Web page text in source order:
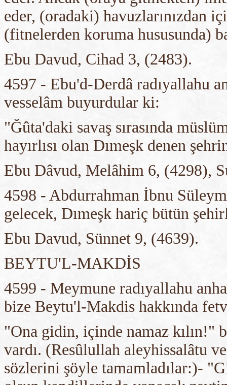
eder, (oradaki) havuzlarınızdan
(fitnelerden koruma hususunda)
Ebu Davud, Cihad 3, (2483).
4597 - Ebu'd-Derdâ radıyallahu
vesselâm buyurdular ki:
"Ğûta'daki savaş sırasında
hayırlısı olan Dımeşk denen
Ebu Dâvud, Melâhim 6, (4298),
4598 - Abdurrahman İbnu
gelecek, Dımeşk hariç bütün
Ebu Davud, Sünnet 9, (4639).
BEYTU'L-MAKDİS
4599 - Meymune radıyallahu
bize Beytu'l-Makdis hakkında
"Ona gidin, içinde namaz kılın!"
vardı. (Resûlullah aleyhissalâtu
sözlerini şöyle tamamladılar:)-